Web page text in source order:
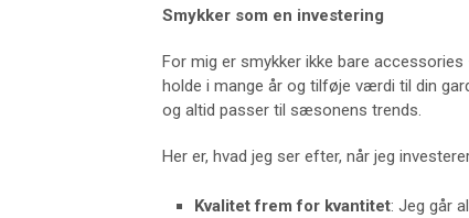
Smykker som en investering
For mig er smykker ikke bare
holde i mange år og tilføje værdi til din
og altid passer til sæsonens trends.
Her er, hvad jeg ser efter, når jeg
Kvalitet frem for kvantitet: Jeg går